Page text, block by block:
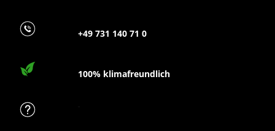
+49 731 140 71 0
100% klimafreundlich